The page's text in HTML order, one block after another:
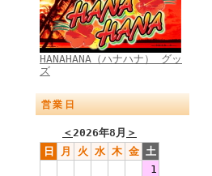
HANAHANA（ハナハナ） グッ
ズ
営業日
＜2026年8月 ＞
日
月 火 水 木 金 土
1